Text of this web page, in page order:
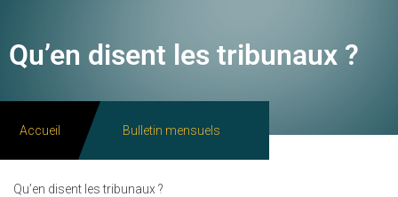
Qu’en disent les tribunaux ?
Accueil Bulletin mensuels
Qu’en disent les tribunaux ?